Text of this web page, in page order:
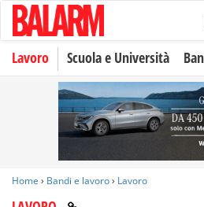
Lavoro Scuola e Università
Home › Bandi e lavoro› Lavoro